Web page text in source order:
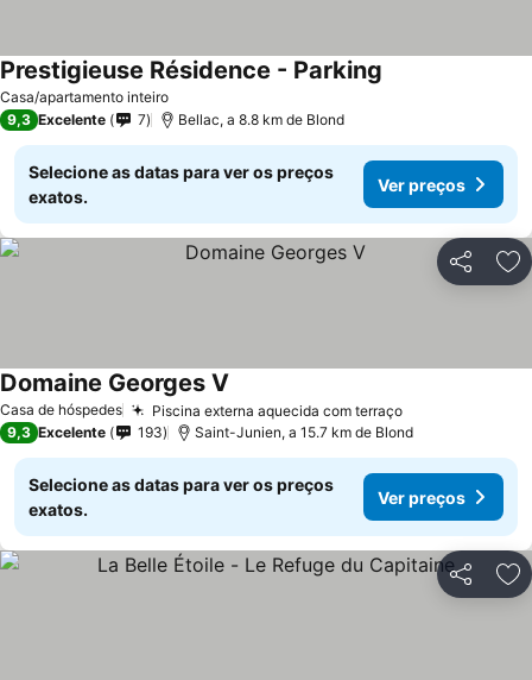
Casa/apartamento inteiro
Prestigieuse Résidence - Parking
9,3 Excelente 7 Bellac, a 8.8 km de Blond
Selecione as datas para ver os preços
exatos.
Ver preços
Partilhar
Casa de hóspedes Piscina externa aquecida com terraço
Domaine Georges V
9,3 Excelente 193 Saint-Junien, a 15.7 km de Blond
Selecione as datas para ver os preços
exatos.
Ver preços
Partilhar